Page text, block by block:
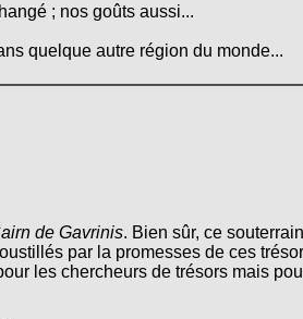
; nos goûts aussi...
quelque autre région du monde...
de Gavrinis. Bien sûr, ce
par la promesses de ces
les chercheurs de trésors mais